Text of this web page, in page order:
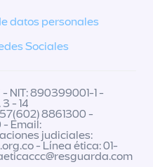
datos personales
Sociales
NIT: 890399001-1 -
- 14
8861300 -
- Email:
judiciales:
- Línea ética: 01-